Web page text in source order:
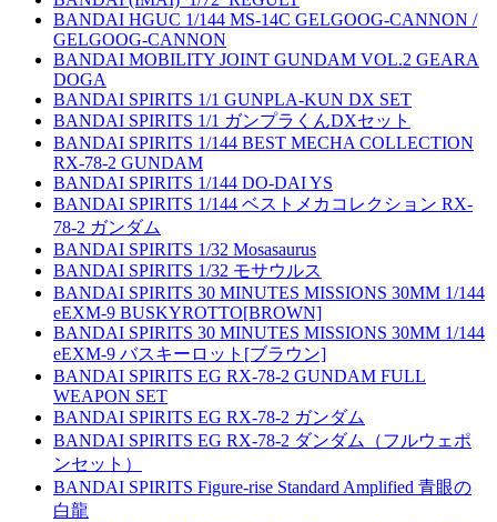
BANDAI HGUC 1/144 MS-14C GELGOOG-CANNON /
GELGOOG-CANNON
BANDAI MOBILITY JOINT GUNDAM VOL.2 GEARA
DOGA
BANDAI SPIRITS 1/1 GUNPLA-KUN DX SET
BANDAI SPIRITS 1/1 ガンプラくんDXセット
BANDAI SPIRITS 1/144 BEST MECHA COLLECTION
RX-78-2 GUNDAM
BANDAI SPIRITS 1/144 DO-DAI YS
BANDAI SPIRITS 1/144 ベストメカコレクション RX-
78-2 ガンダム
BANDAI SPIRITS 1/32 Mosasaurus
BANDAI SPIRITS 1/32 モサウルス
BANDAI SPIRITS 30 MINUTES MISSIONS 30MM 1/144
eEXM-9 BUSKYROTTO[BROWN]
BANDAI SPIRITS 30 MINUTES MISSIONS 30MM 1/144
eEXM-9 バスキーロット[ブラウン]
BANDAI SPIRITS EG RX-78-2 GUNDAM FULL
WEAPON SET
BANDAI SPIRITS EG RX-78-2 ガンダム
BANDAI SPIRITS EG RX-78-2 ダンダム（フルウェポ
ンセット）
BANDAI SPIRITS Figure-rise Standard Amplified 青眼の
白龍